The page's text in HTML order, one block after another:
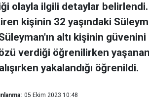
olayla ilgili detaylar belirlendi.
kişinin 32 yaşındaki
altı kişinin
verdiği öğrenilirken
yakalandığı öğrenildi.
05 Ekim 2023 10:48